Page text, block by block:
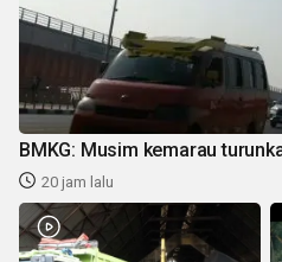
BMKG: Musim kemarau
20 jam lalu